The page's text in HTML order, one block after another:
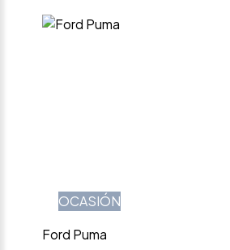
OCASIÓN
Ford Puma